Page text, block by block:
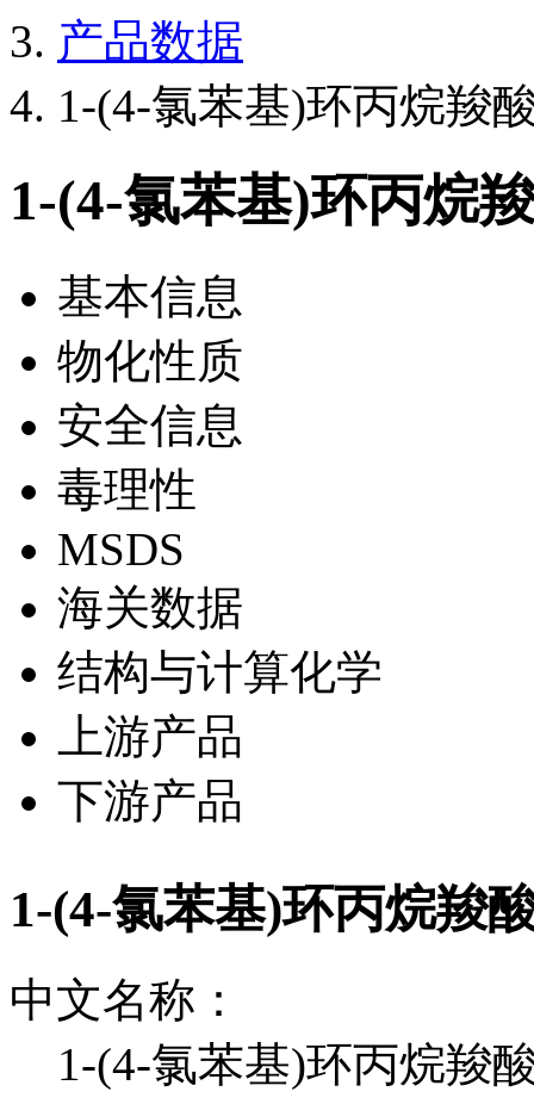
产品数据
1-(4-氯苯基)环丙烷羧
1-(4-氯苯基)环丙烷
基本信息
物化性质
安全信息
毒理性
MSDS
海关数据
结构与计算化学
上游产品
下游产品
1-(4-氯苯基)环丙烷羧
中文名称：
1-(4-氯苯基)环丙烷羧